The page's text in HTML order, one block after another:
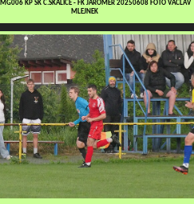
IMG006 KP SK C.SKALICE - FK JAROMER 20250608 FOTO VACLAV
MLEJNEK